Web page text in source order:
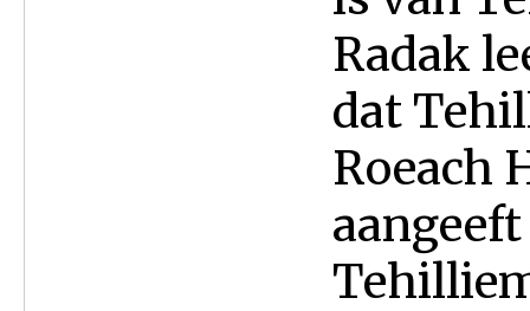
Radak
dat
Roeach